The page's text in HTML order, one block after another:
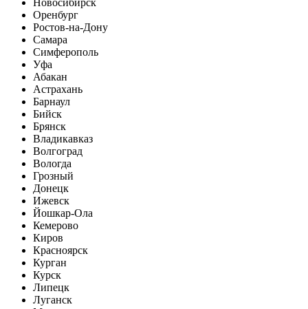
Новосибирск
Оренбург
Ростов-на-Дону
Самара
Симферополь
Уфа
Абакан
Астрахань
Барнаул
Бийск
Брянск
Владикавказ
Волгоград
Вологда
Грозный
Донецк
Ижевск
Йошкар-Ола
Кемерово
Киров
Красноярск
Курган
Курск
Липецк
Луганск